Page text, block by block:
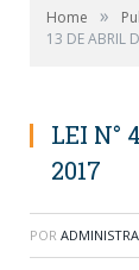
Home »
13 DE ABRIL
LEI N°
2017
POR